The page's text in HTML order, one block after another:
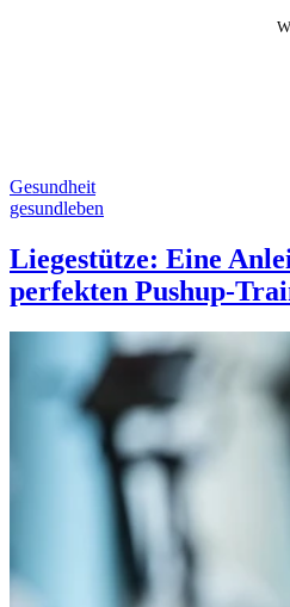
Gesundheit
gesundleben
Liegestütze: Eine
perfekten Pushup-